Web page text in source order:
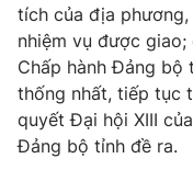
Thị trường 24h
VTV4
tích của địa
nhiệm vụ được giao;
Chấp hành Đảng bộ
thống nhất, tiếp tục
quyết Đại hội XIII
Đảng bộ tỉnh đề ra.